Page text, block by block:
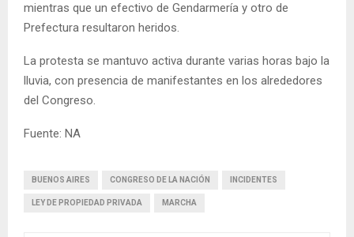
mientras que un efectivo de Gendarmería y otro de
Prefectura resultaron heridos.
La protesta se mantuvo activa durante varias horas bajo la
lluvia, con presencia de manifestantes en los alrededores
del Congreso.
Fuente: NA
BUENOS AIRES CONGRESO DE LA NACIÓN INCIDENTES
LEY DE PROPIEDAD PRIVADA MARCHA